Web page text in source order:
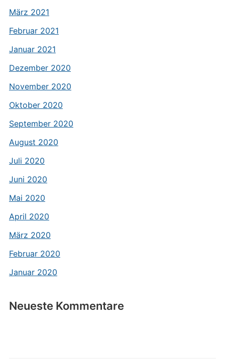
März 2021
Februar 2021
Januar 2021
Dezember 2020
November 2020
Oktober 2020
September 2020
August 2020
Juli 2020
Juni 2020
Mai 2020
April 2020
März 2020
Februar 2020
Januar 2020
Neueste Kommentare